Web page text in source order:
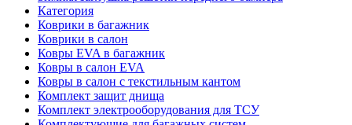
Категория
Коврики в багажник
Коврики в салон
Ковры EVA в багажник
Ковры в салон EVA
Ковры в салон с текстильным кантом
Комплект защит днища
Комплект электрооборудования для ТСУ